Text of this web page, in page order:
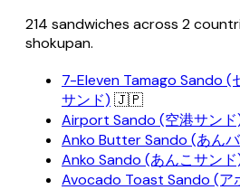
214 sandwiches across 2
shokupan.
7-Eleven Tamago Sando (
サンド) 🇯🇵
Airport Sando (空港サンド
Anko Butter Sando (あん
Anko Sando (あんこサンド
Avocado Toast Sando (ア